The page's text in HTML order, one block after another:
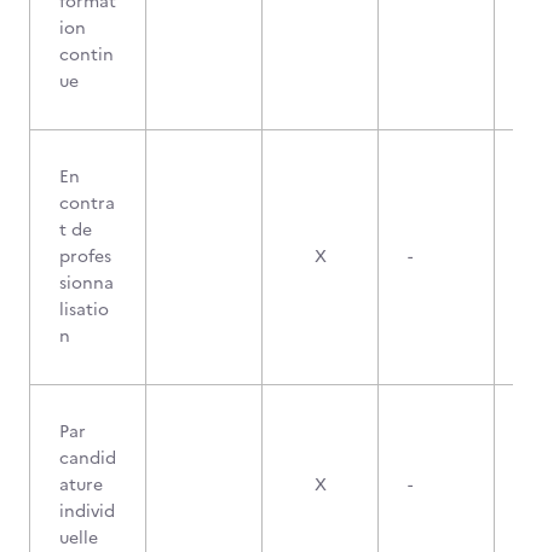
ion
contin
ue
En
contra
t de
profes
sionna
lisatio
n
X -
Par
candid
ature
individ
uelle
X -